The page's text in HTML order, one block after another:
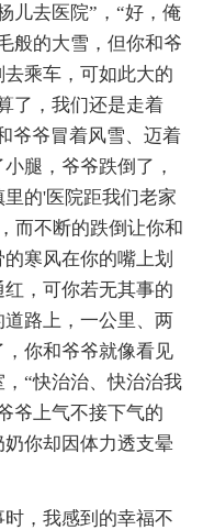
儿去医院”，“好，俺
般的大雪，但你和爷
乘车，可如此大的
了，我们还是走着
爷爷冒着风雪、迈着
腿，爷爷跌倒了，
的'医院距我们老家
而不断的跌倒让你和
寒风在你的嘴上划
，可你若无其事的
路上，一公里、两
你和爷爷就像看见
“快治治、快治治我
爷上气不接下气的
你却因体力透支晕
，我感到的幸福不